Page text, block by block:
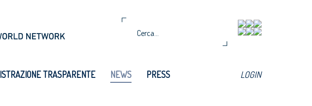
TRASPARENTE NEWS PRESS LOGIN